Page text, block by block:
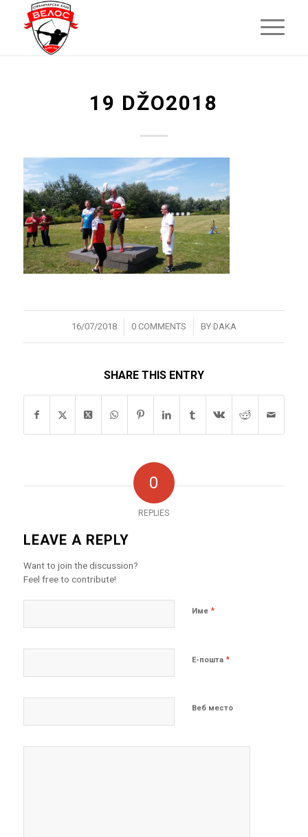
19 DŽO2018
16/07/2018
/ 0 COMMENTS
/ BY DAKA
SHARE THIS ENTRY
0
REPLIES
LEAVE A REPLY
Want to join the discussion?
Feel free to contribute!
Име *
Е-пошта *
Веб место